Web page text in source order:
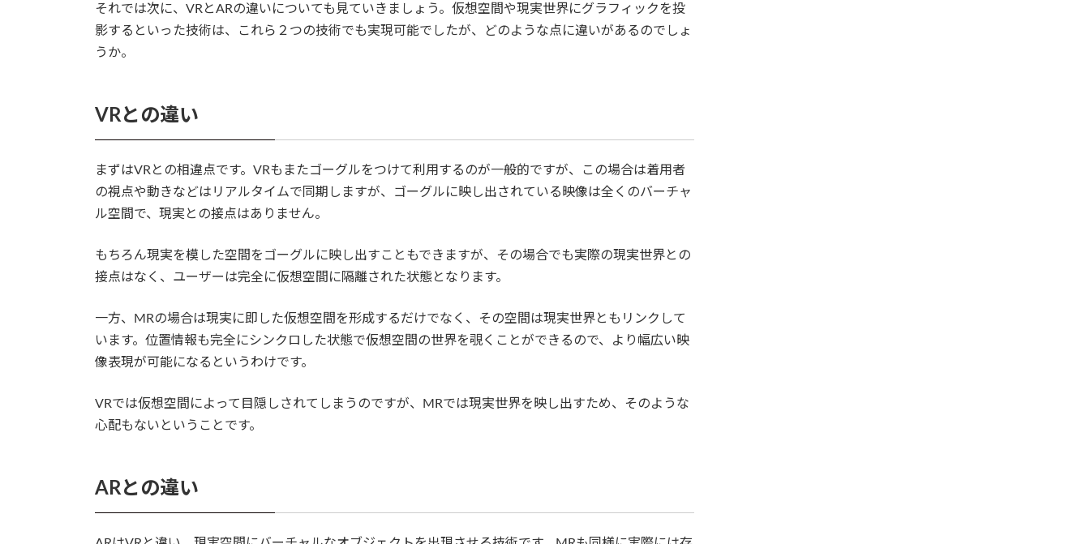
それでは次に、VRとARの違いについても見ていきましょう。仮想空間や現実世界にグラフィックを投
影するといった技術は、これら２つの技術でも実現可能でしたが、どのような点に違いがあるのでしょ
うか。
VRとの違い
まずはVRとの相違点です。VRもまたゴーグルをつけて利用するのが一般的ですが、この場合は着用者
の視点や動きなどはリアルタイムで同期しますが、ゴーグルに映し出されている映像は全くのバーチャ
ル空間で、現実との接点はありません。
もちろん現実を模した空間をゴーグルに映し出すこともできますが、その場合でも実際の現実世界との
接点はなく、ユーザーは完全に仮想空間に隔離された状態となります。
一方、MRの場合は現実に即した仮想空間を形成するだけでなく、その空間は現実世界ともリンクして
います。位置情報も完全にシンクロした状態で仮想空間の世界を覗くことができるので、より幅広い映
像表現が可能になるというわけです。
VRでは仮想空間によって目隠しされてしまうのですが、MRでは現実世界を映し出すため、そのような
心配もないということです。
ARとの違い